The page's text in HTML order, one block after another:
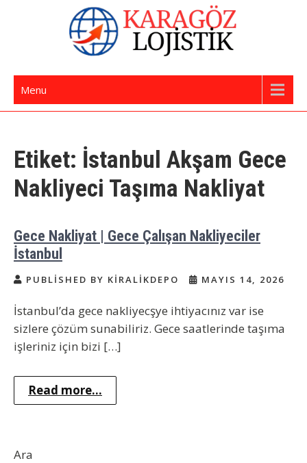
İstanbul Evden Eve Nakliye | İstanbul
Nakliyat
Menu
Etiket: İstanbul Akşam Gece
Nakliyeci Taşıma Nakliyat
Gece Nakliyat | Gece Çalışan Nakliyeciler
İstanbul
PUBLISHED BY KIRALIKDEPO MAYIS 14, 2026
İstanbul’da gece nakliyecşye ihtiyacınız var ise
sizlere çözüm sunabiliriz. Gece saatlerinde taşıma
işleriniz için bizi […]
Read more...
Ara